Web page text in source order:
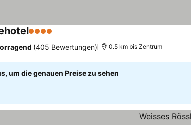
4 Sterne
(405 Bewertungen) 0.5 km bis Zentrum
um die genauen Preise zu sehen